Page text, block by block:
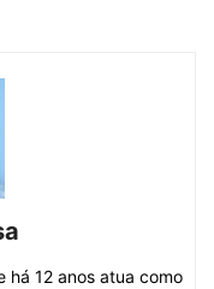
há 12 anos atua como